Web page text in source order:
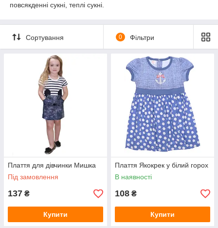
повсякденні сукні, теплі сукні.
Сортування 0 Фільтри
Плаття для дівчинки Мишка
Під замовлення
137 ₴
Купити
Плаття Якокрек у білий горох
В наявності
108 ₴
Купити